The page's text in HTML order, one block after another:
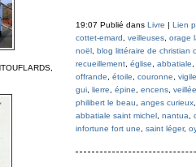
19:07 Publié dans Livre | Lien
cottet-emard, veilleuses, orage
noël, blog littéraire de christian
recueillement, église, abbatiale,
offrande, étoile, couronne, vigile
gui, lierre, épine, encens, veillée
philibert le beau, anges curieux
abbatiale saint michel, nantua,
infortune fort une, saint léger,